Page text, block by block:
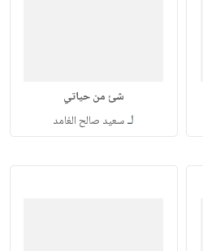
شئ من حياتي
لـسعيد صالح الغامد